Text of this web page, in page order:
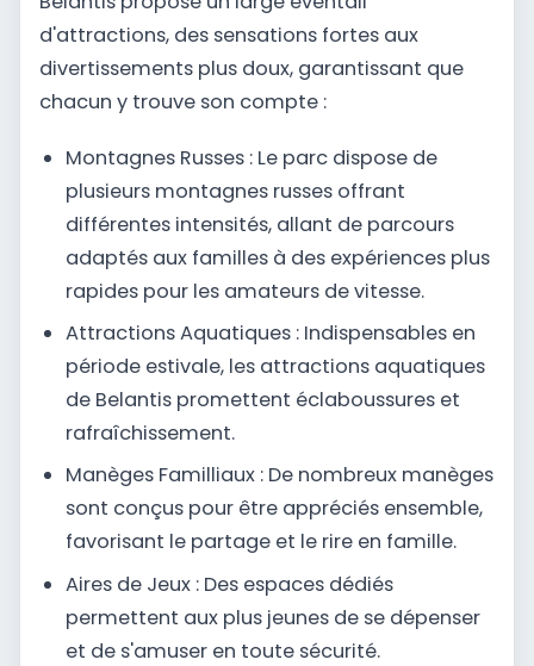
d'attractions, des sensations fortes aux
divertissements plus doux, garantissant que
chacun y trouve son compte :
Montagnes Russes : Le parc dispose de
plusieurs montagnes russes offrant
différentes intensités, allant de parcours
adaptés aux familles à des expériences plus
rapides pour les amateurs de vitesse.
Attractions Aquatiques : Indispensables en
période estivale, les attractions aquatiques
de Belantis promettent éclaboussures et
rafraîchissement.
Manèges Familliaux : De nombreux manèges
sont conçus pour être appréciés ensemble,
favorisant le partage et le rire en famille.
Aires de Jeux : Des espaces dédiés
permettent aux plus jeunes de se dépenser
et de s'amuser en toute sécurité.